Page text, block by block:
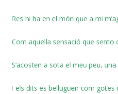
Res hi ha en el món que a mi
Com aquella sensació que sento
S’acosten a sota el meu peu,
I els dits es belluguen com gotes